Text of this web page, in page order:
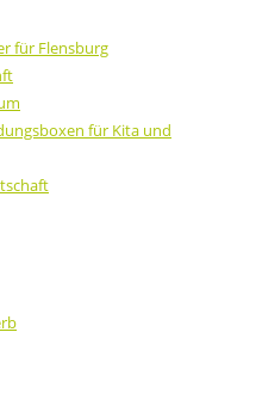
für Flensburg
für Kita und